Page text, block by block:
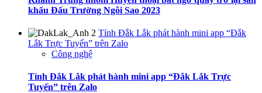
khấu Đấu Trường Ngôi Sao 2023
Tỉnh Đắk Lắk phát hành mini app “Đắk
Lắk Trực Tuyến” trên Zalo
Công nghệ
Tỉnh Đắk Lắk phát hành mini app “Đắk Lắk Trực
Tuyến” trên Zalo